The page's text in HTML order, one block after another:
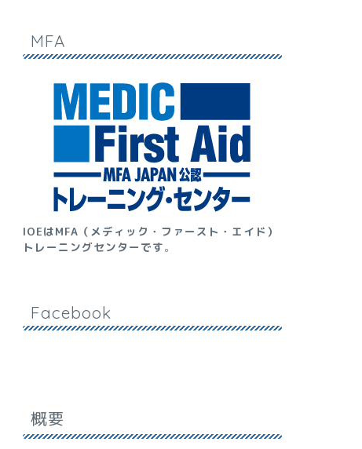
MFA
IOEはMFA（メディック・ファースト・エイド）
トレーニングセンターです。
Facebook
概要